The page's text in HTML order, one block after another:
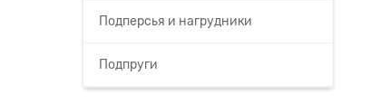
Подперсья и нагрудники
Подпруги